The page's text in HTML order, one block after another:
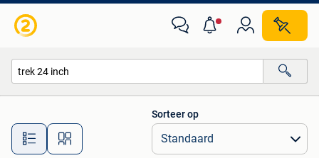
Alle afstanden…
Sorteer op